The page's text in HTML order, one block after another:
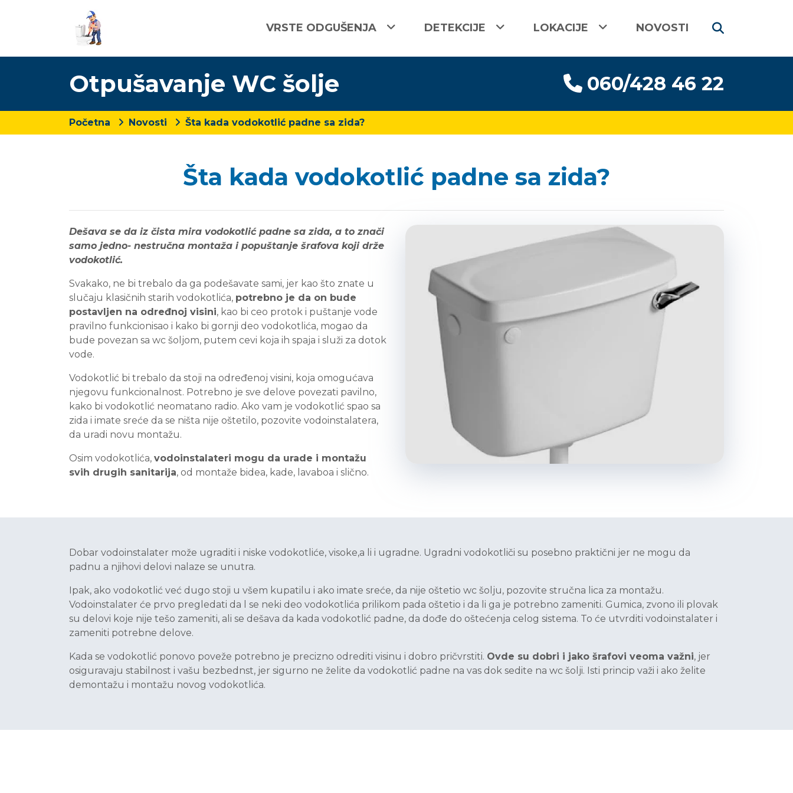
VRSTE ODGUŠENJA DETEKCIJE LOKACIJE NOVOSTI
Otpušavanje WC šolje 060/428 46 22
Početna Novosti Šta kada vodokotlić padne sa zida?
Šta kada vodokotlić padne sa zida?
Dešava se da iz čista mira vodokotlić padne sa zida, a to znači
samo jedno- nestručna montaža i popuštanje šrafova koji drže
vodokotlić.
Svakako, ne bi trebalo da ga podešavate sami, jer kao što znate u
slučaju klasičnih starih vodokotlića, potrebno je da on bude
postavljen na određnoj visini, kao bi ceo protok i puštanje vode
pravilno funkcionisao i kako bi gornji deo vodokotlića, mogao da
bude povezan sa wc šoljom, putem cevi koja ih spaja i služi za dotok
vode.
Vodokotlić bi trebalo da stoji na određenoj visini, koja omogućava
njegovu funkcionalnost. Potrebno je sve delove povezati pavilno,
kako bi vodokotlić neomatano radio. Ako vam je vodokotlić spao sa
zida i imate sreće da se ništa nije oštetilo, pozovite vodoinstalatera,
da uradi novu montažu.
Osim vodokotlića, vodoinstalateri mogu da urade i montažu
svih drugih sanitarija, od montaže bidea, kade, lavaboa i slično.
Dobar vodoinstalater može ugraditi i niske vodokotliće, visoke,a li i ugradne. Ugradni vodokotliči su posebno praktični jer ne mogu da
padnu a njihovi delovi nalaze se unutra.
Ipak, ako vodokotlić već dugo stoji u všem kupatilu i ako imate sreće, da nije oštetio wc šolju, pozovite stručna lica za montažu.
Vodoinstalater će prvo pregledati da l se neki deo vodokotlića prilikom pada oštetio i da li ga je potrebno zameniti. Gumica, zvono ili plovak
su delovi koje nije tešo zameniti, ali se dešava da kada vodokotlić padne, da dođe do oštećenja celog sistema. To će utvrditi vodoinstalater i
zameniti potrebne delove.
Kada se vodokotlić ponovo poveže potrebno je precizno odrediti visinu i dobro pričvrstiti. Ovde su dobri i jako šrafovi veoma važni, jer
osiguravaju stabilnost i vašu bezbednst, jer sigurno ne želite da vodokotlić padne na vas dok sedite na wc šolji. Isti princip važi i ako želite
demontažu i montažu novog vodokotlića.